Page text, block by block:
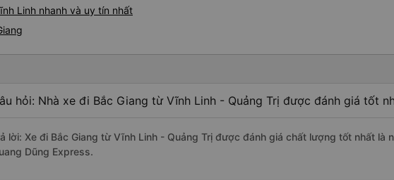
Linh nhanh và uy tín nhất
hỏi: Nhà xe đi Bắc Giang từ Vĩnh Linh - Quảng Trị được đánh giá tốt
lời: Xe đi Bắc Giang từ Vĩnh Linh - Quảng Trị được đánh giá chất lượng tốt nhất là
Dũng Express.